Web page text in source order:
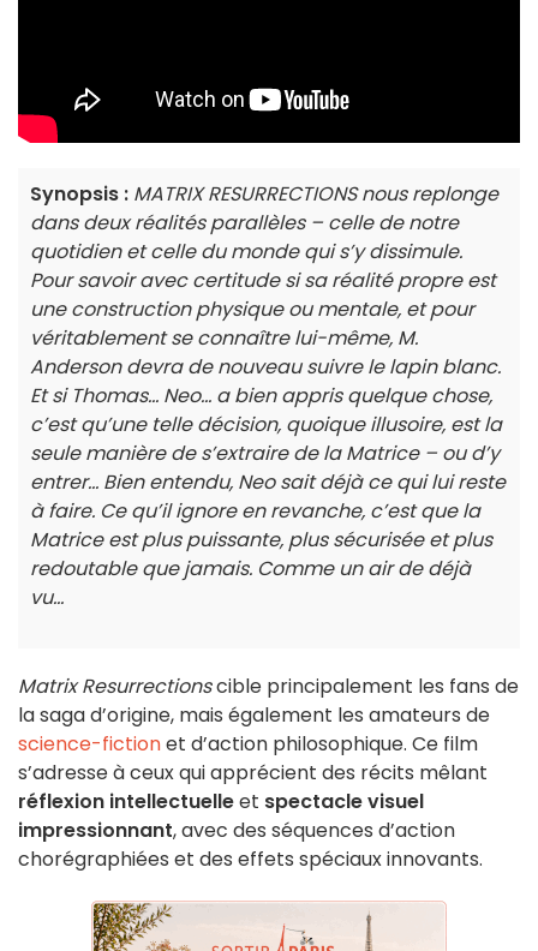
Synopsis : MATRIX RESURRECTIONS nous replonge
dans deux réalités parallèles – celle de notre
quotidien et celle du monde qui s’y dissimule.
Pour savoir avec certitude si sa réalité propre est
une construction physique ou mentale, et pour
véritablement se connaître lui-même, M.
Anderson devra de nouveau suivre le lapin blanc.
Et si Thomas... Neo... a bien appris quelque chose,
c’est qu’une telle décision, quoique illusoire, est la
seule manière de s’extraire de la Matrice – ou d’y
entrer... Bien entendu, Neo sait déjà ce qui lui reste
à faire. Ce qu’il ignore en revanche, c’est que la
Matrice est plus puissante, plus sécurisée et plus
redoutable que jamais. Comme un air de déjà
vu...
Matrix Resurrectionscible principalement les fans de
la saga d’origine, mais également les amateurs de
science-fictionet d’action philosophique. Ce film
s’adresse à ceux qui apprécient des récits mêlant
réflexion intellectuelleet spectacle visuel
impressionnant, avec des séquences d’action
chorégraphiées et des effets spéciaux innovants.